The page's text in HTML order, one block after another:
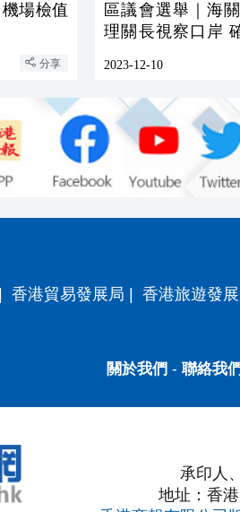
場檢值
分享
區議會選舉｜海
理關長視察口岸
2023-12-10
香港貿易發展局 香港旅遊發
關於我們 - 聯絡我們
承印人
地址：香